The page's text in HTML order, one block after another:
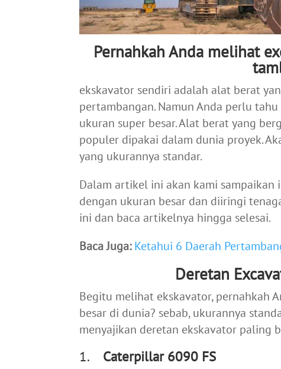
Pernahkah Anda melihat
ekskavator sendiri adalah alat berat
pertambangan. Namun Anda perlu
ukuran super besar. Alat berat yang
populer dipakai dalam dunia proyek.
yang ukurannya standar.
Dalam artikel ini akan kami
dengan ukuran besar dan diiringi
ini dan baca artikelnya hingga selesai.
Baca Juga: Ketahui 6 Daerah
Deretan
Begitu melihat ekskavator, pernahkah
besar di dunia? sebab, ukurannya
menyajikan deretan ekskavator paling
1. Caterpillar 6090 FS